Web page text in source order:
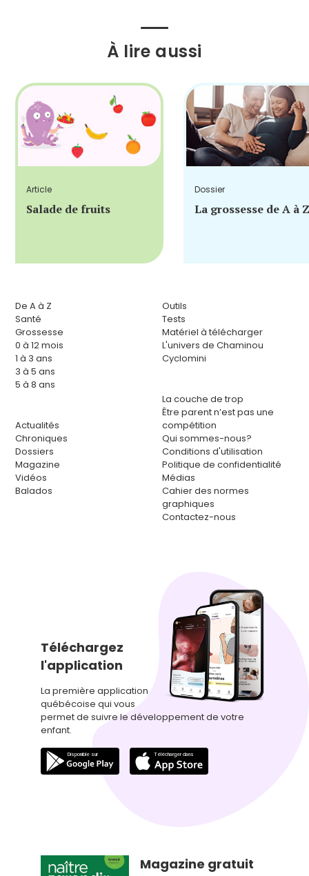
À lire aussi
Article
Salade de fruits
Dossier
La grossesse de A à Z
De A à Z
Santé
Grossesse
0 à 12 mois
1 à 3 ans
3 à 5 ans
5 à 8 ans
Actualités
Chroniques
Dossiers
Magazine
Vidéos
Balados
Outils
Tests
Matériel à télécharger
L'univers de Chaminou
Cyclomini
La couche de trop
Être parent n’est pas une
compétition
Qui sommes-nous?
Conditions d'utilisation
Politique de confidentialité
Médias
Cahier des normes
graphiques
Contactez-nous
Téléchargez
l'application
La première application
québécoise qui vous
permet de suivre le développement de votre
enfant.
Magazine gratuit